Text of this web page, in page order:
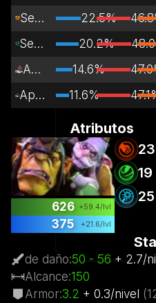
Senda lateral
22.5%
Senda central
20.2%
Apoyo
14.6%
Apoyo primario
11.6%
Atributos
626 +59.4/lvl
375 +21.6/lvl
23
19
25
de daño:50- 56 +2.7/
Alcance:150
Armor:3.2 + 0.3/nivel (